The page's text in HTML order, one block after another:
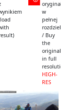
w
pełnej
/ Buy
the
original
in full
HIGH-
RES